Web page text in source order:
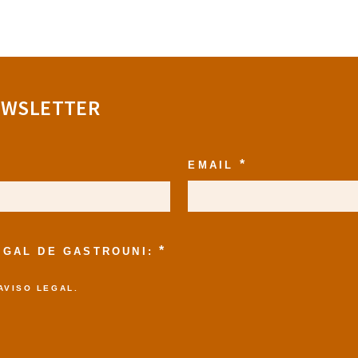
EMAIL *
DE GASTROUNI:*
LEGAL .